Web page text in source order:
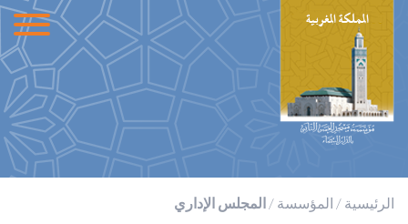
الرئيسية / المؤسسة / المجلس الإداري